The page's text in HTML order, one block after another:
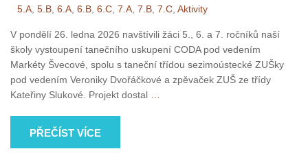
5.A 5.B 6.A 6.B 6.C 7.A 7.B 7.C Aktivity
V pondělí 26. ledna 2026 navštívili žáci 5., 6. a 7. ročníků naší
školy vystoupení tanečního uskupení CODA pod vedením
Markéty Švecové, spolu s taneční třídou sezimoústecké ZUŠky
pod vedením Veroniky Dvořáčkové a zpěvaček ZUŠ ze třídy
Kateřiny Slukové. Projekt dostal
PŘEČÍST VÍCE